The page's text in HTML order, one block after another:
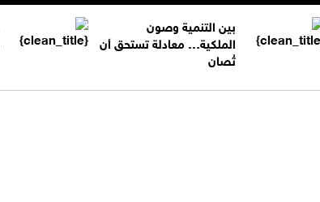
بين التنمية وصون
الملكية… معادلة تستحق أن
تُصان